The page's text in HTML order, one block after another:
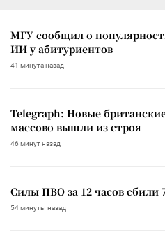
МГУ сообщил о
ИИ у абитуриентов
41 минута назад
Telegraph: Новые
массово вышли из строя
46 минут назад
Силы ПВО за 12 часов сбили
54 минуты назад